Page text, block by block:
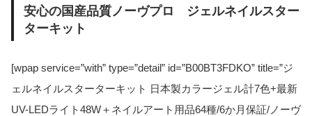
安心の国産品質ノーヴプロ ジェルネイルスター
ターキット
[wpap service=”with” type=”detail” id=”B00BT3FDKO” title=”ジ
ェルネイルスターターキット 日本製カラージェル計7色+最新
UV-LEDライト48W＋ネイルアート用品64種/6か月保証/ノーヴ